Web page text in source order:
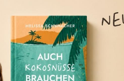
auch einen Stopp
(+ Monatsübersicht)